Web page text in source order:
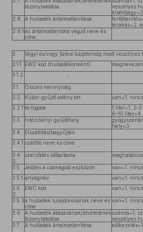
bizonylatolása
veszélyes
2.8.
A hulladék ártalmatlanítása
lerakás=2,
2.8.1 az ártalmatlanítást végző neve és
címe
3.
Vegyi és/vagy fizikai tulajdonság miatt veszélyes
3.1.1.
EWC kód (hulladékonként) megnevezés
3.1.2
3.1. Összes mennyiség
3.2.
Külön-gyűjtő edényzet
van=1,
3.2.1 térfogata
1 liter=1,
6–10
3.3.
Intézményi gyűjtőhely
hely=3
3.4.
Elszállítás/begyűjtés
3.4.1 szállító neve és címe
3.4.
2.
szerződés időtartama
3.5. Jelölés a csomagoló eszközön
van=1,
3.5.1. anyagnév
van=1,
3.5.
2.
EWC kód van=1,
3.5.3a hulladék tulajdonosának neve és
címe
van=1,
3.6.
A hulladék átadásának/átvételének
bizonylatolása
számla=1,
veszélyes
3.7.
A hulladék ártalmatlanítása